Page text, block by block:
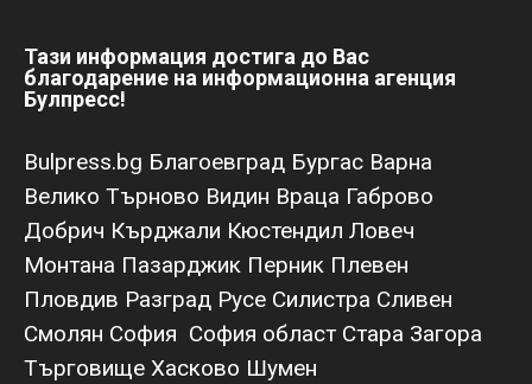
Тази информация достига до Вас
благодарение на информационна агенция
Булпресс!
Bulpress.bg Благоевград Бургас Варна
Велико Търново Видин Враца Габрово
Добрич Кърджали Кюстендил Ловеч
Монтана Пазарджик Перник Плевен
Пловдив Разград Русе Силистра Сливен
Смолян София София област Стара Загора
Търговище Хасково Шумен